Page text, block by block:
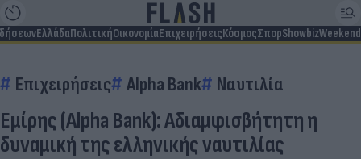
ΕλλάδαΠολιτικήΟικονομίαΕπιχειρήσειςΚόσμοςΣπορShowbizWeekend
Επιχειρήσεις Alpha Bank Ναυτιλία
Εμίρης (Alpha Bank): Αδιαμφισβήτητη η
δυναμική της ελληνικής ναυτιλίας